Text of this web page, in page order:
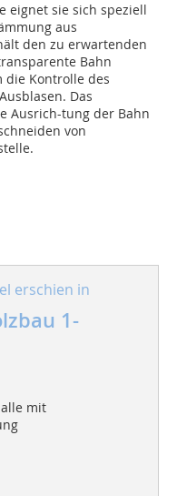
eignet sie sich speziell
aus
den zu erwartenden
Bahn
die Kontrolle des
Das
Ausrich-tung der Bahn
von
erschien in
1-
mit